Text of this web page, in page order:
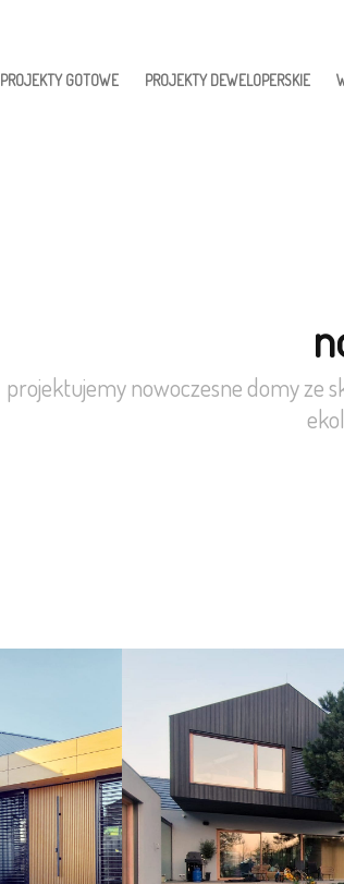
PROJEKTY GOTOWE PROJEKTY DEWELOPERSKIE
projektujemy nowoczesne domy ze